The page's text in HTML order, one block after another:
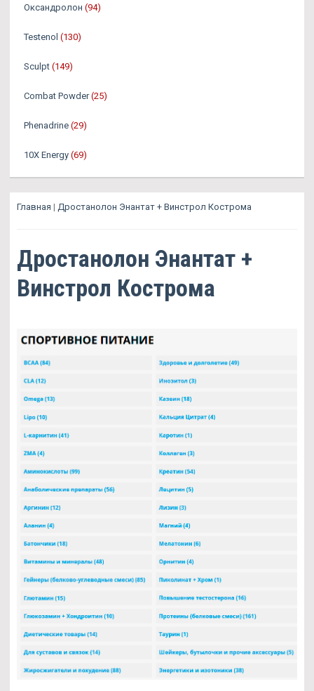
Оксандролон (94)
Testenol (130)
Sculpt (149)
Combat Powder (25)
Phenadrine (29)
10X Energy (69)
Главная | Дростанолон Энантат + Винстрол Кострома
Дростанолон Энантат +
Винстрол Кострома